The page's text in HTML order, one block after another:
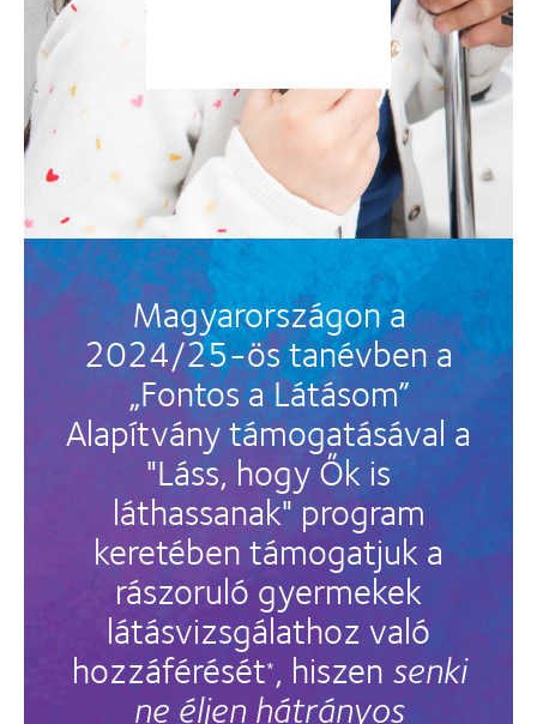
Magyarországon a
2024/25-ös tanévben a
„Fontos a Látásom”
Alapítvány támogatásával a
"Láss, hogy Ők is
láthassanak" program
keretében támogatjuk a
rászoruló gyermekek
látásvizsgálathoz való
hozzáférését*, hiszensenki
ne éljen hátrányos